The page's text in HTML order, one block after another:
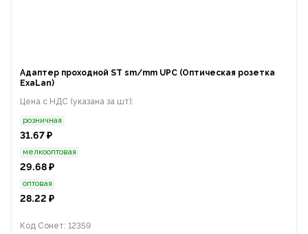
Адаптер проходной ST sm/mm UPC (Оптическая розетка
ExaLan)
Цена с НДС (указана за шт):
розничная
31.67 ₽
мелкооптовая
29.68 ₽
оптовая
28.22 ₽
Код Сонет: 12359